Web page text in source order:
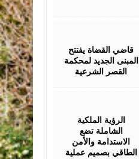
قاضي القضاة يفتتح
المبنى الجديد لمحكمة
القصر الشرعية
الرؤية الملكية
الشاملة تضع
الاستدامة والأمن
الطاقي بصميم عملية